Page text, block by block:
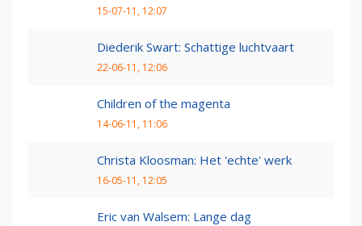
15-07-11, 12:07
Diederik Swart: Schattige luchtvaart
22-06-11, 12:06
Children of the magenta
14-06-11, 11:06
Christa Kloosman: Het 'echte' werk
16-05-11, 12:05
Eric van Walsem: Lange dag